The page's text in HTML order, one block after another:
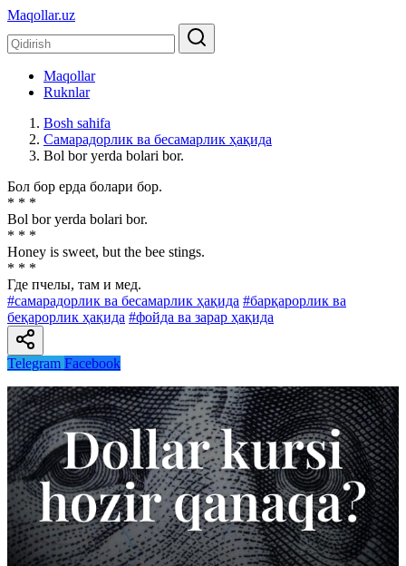
Maqollar.uz
Maqollar
Ruknlar
Bosh sahifa
Самарадорлик ва бесамарлик ҳақида
Bol bor yerda bolari bor.
Бол бор ерда болари бор.
* * *
Bol bor yerda bolari bor.
* * *
Honey is sweet, but the bee stings.
* * *
Где пчелы, там и мед.
#самарадорлик ва бесамарлик ҳақида #барқарорлик ва
беқарорлик ҳақида #фойда ва зарар ҳақида
Telegram Facebook